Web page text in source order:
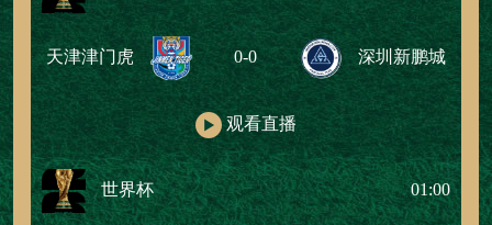
天津津门虎 0-0 深圳新鹏城
观看直播
世界杯 01:00